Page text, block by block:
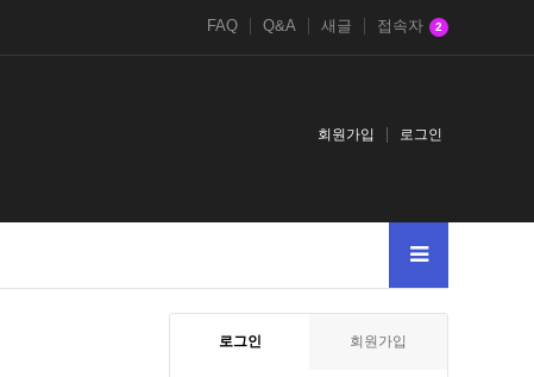
FAQ Q&A 새글 접속자 2
회원가입 로그인
로그인 회원가입